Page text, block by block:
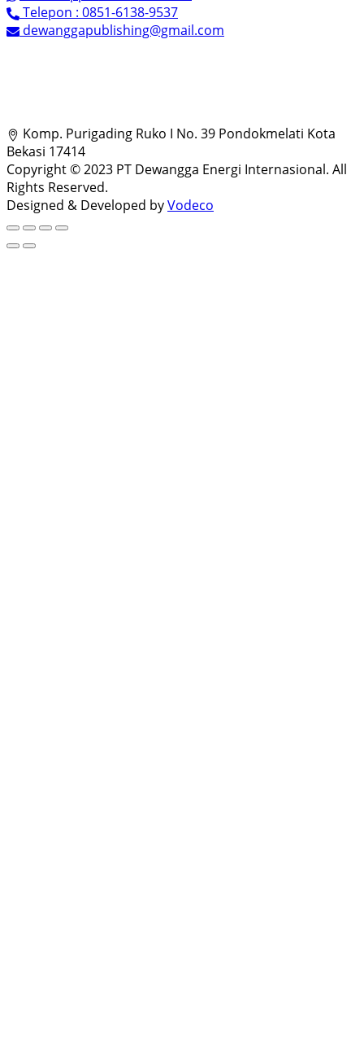
Telepon : 0851-6138-9537
dewanggapublishing@gmail.com
Komp. Purigading Ruko I No. 39 Pondokmelati Kota
Bekasi 17414
Copyright © 2023 PT Dewangga Energi Internasional. All
Rights Reserved.
Designed & Developed byVodeco